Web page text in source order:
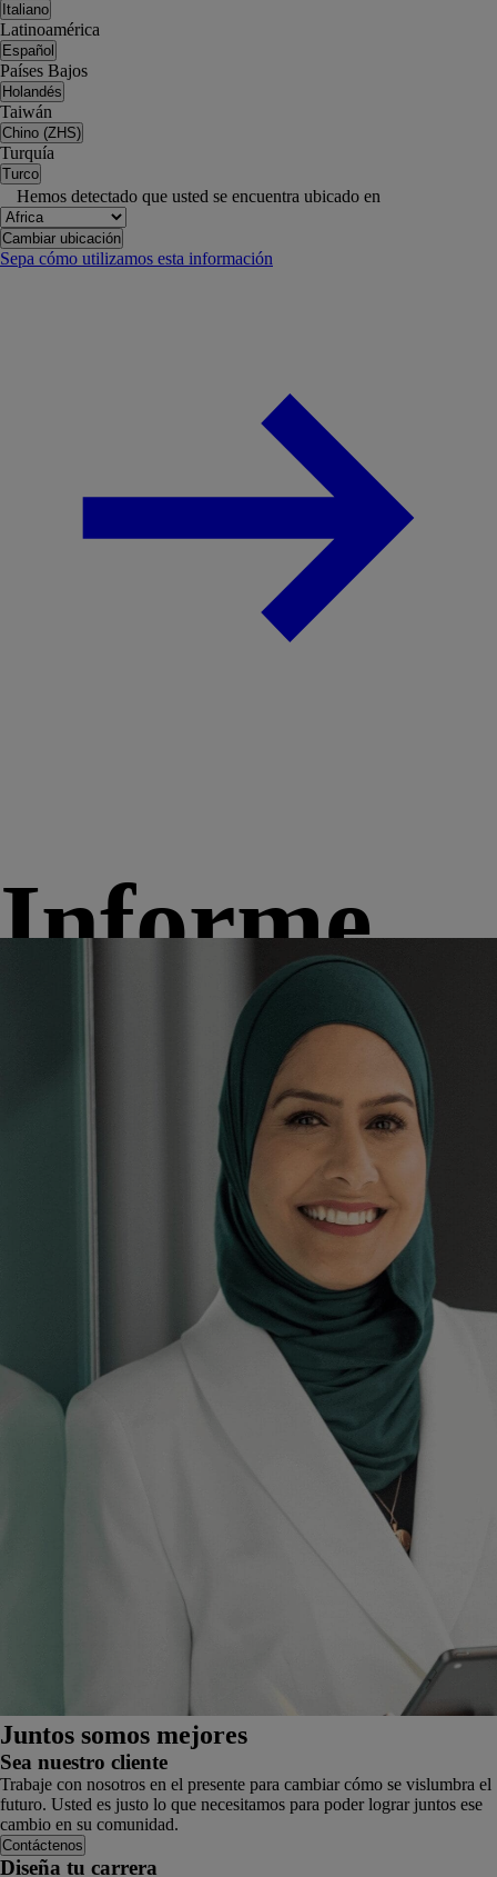
Italiano
Latinoamérica
Español
Países Bajos
Holandés
Taiwán
Chino (ZHS)
Turquía
Turco
Hemos detectado que usted se encuentra ubicado en
Cambiar ubicación
Sepa cómo utilizamos esta información
Juntos somos mejores
Sea nuestro cliente
Trabaje con nosotros en el presente para cambiar cómo se vislumbra el
futuro. Usted es justo lo que necesitamos para poder lograr juntos ese
cambio en su comunidad.
Contáctenos
Diseña tu carrera